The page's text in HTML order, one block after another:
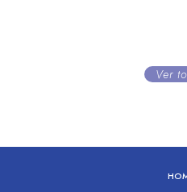
Ver